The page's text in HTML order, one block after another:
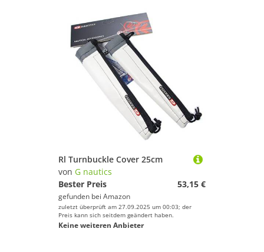
Rl Turnbuckle Cover 25cm
von G nautics
Bester Preis
53,15 €
gefunden bei Amazon
zuletzt überprüft am 27.09.2025 um 00:03; der
Preis kann sich seitdem geändert haben.
Keine weiteren Anbieter